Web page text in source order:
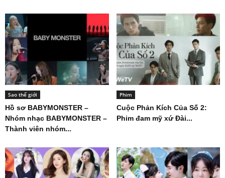
Sao thế giới
Hồ sơ BABYMONSTER –
Nhóm nhạc BABYMONSTER –
Thành viên nhóm...
Phim
Cuộc Phản Kích Của Số 2:
Phim đam mỹ xứ Đài...